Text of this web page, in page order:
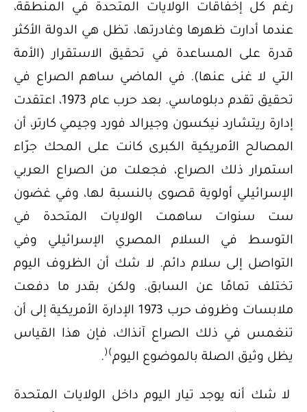
رغم كل إخفاقات الولايات المتحدة في المنطقة،
عندما أدارت ظهرها وغادرتها، تظل هي الدولة الأكثر
قدرة على المساعدة في تحقيق الاستقرار (الأمة
التي لا غنى عنها). في الماضي ساهم الصراع في
تحقيق تقدم دبلوماسي. بعد حرب عام 1973، اعتقدت
إدارة ريتشارد نيكسون وجيرالد فورد وجيمي كارتر، أن
المصالح الأمريكية الكبرى كانت على المحك جرّاء
استمرار ذلك الصراع، فجعلت من الصراع العربي
الإسرائيلي أولوية قصوى بالنسبة لها، وفي غضون
ست سنوات ساهمت الولايات المتحدة في
التوسط في السلام المصري الإسرائيلي وفي
التواصل إلى سلام دائم. لا شك أن الظروف اليوم
تختلف تمامًا عن السابق. ولكن بقدر ما دفعت
ملابسات وظروف حرب 1973 الإدارة الأمريكية إلى أن
تنغمس في ذلك الصراع آنذاك، فإن هذا القياس
يظل وثيق الصلة بالموضوع اليوم)
(
.
لا شك أنه يوجد تيار اليوم داخل الولايات المتحدة